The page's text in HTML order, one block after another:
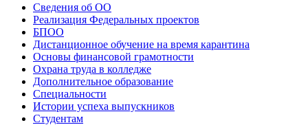
Сведения об ОО
Реализация Федеральных проектов
БПОО
Дистанционное обучение на время карантина
Основы финансовой грамотности
Охрана труда в колледже
Дополнительное образование
Специальности
Истории успеха выпускников
Студентам